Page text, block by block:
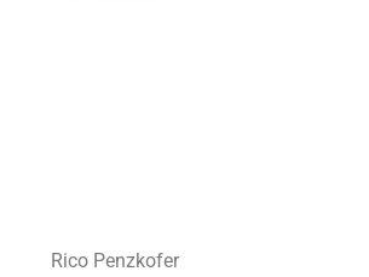
Rico Penzkofer